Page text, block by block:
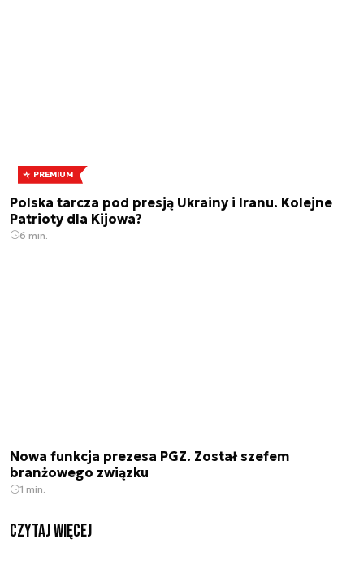
PREMIUM
Polska tarcza pod presją Ukrainy i Iranu. Kolejne
Patrioty dla Kijowa?
6 min.
Nowa funkcja prezesa PGZ. Został szefem
branżowego związku
1 min.
czytaj więcej